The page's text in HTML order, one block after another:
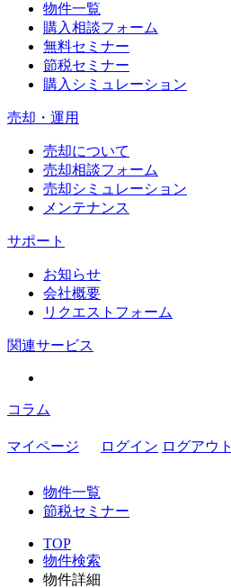
物件一覧
購入相談フォーム
無料セミナー
節税セミナー
購入シミュレーション
売却・運用
売却について
売却相談フォーム
売却シミュレーション
メンテナンス
サポート
お知らせ
会社概要
リクエストフォーム
関連サービス
コラム
マイページ ログイン ログアウト
物件一覧
節税セミナー
TOP
物件検索
物件詳細